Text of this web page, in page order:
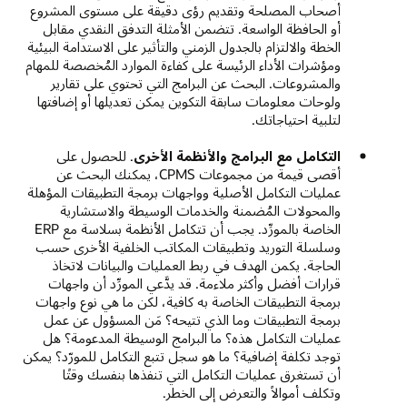
أصحاب المصلحة وتقديم رؤى دقيقة على مستوى المشروع
أو الحافظة الواسعة. تتضمن الأمثلة التدفق النقدي مقابل
الخطة والالتزام بالجدول الزمني والتأثير على الاستدامة البيئية
ومؤشرات الأداء الرئيسة على كفاءة الموارد المُخصصة للمهام
والمشروعات. البحث عن البرامج التي تحتوي على تقارير
ولوحات معلومات سابقة التكوين يمكن تعديلها أو إضافتها
لتلبية احتياجاتك.
التكامل مع البرامج والأنظمة الأخرى. للحصول على
أقصى قيمة من مجموعات CPMS، يمكنك البحث عن
عمليات التكامل الأصلية وواجهات برمجة التطبيقات المؤهلة
والمحولات المُضمنة والخدمات الوسيطة والاستشارية
الخاصة بالمورِّد. يجب أن تتكامل الأنظمة بسلاسة مع ERP
وسلسلة التوريد وتطبيقات المكاتب الخلفية الأخرى حسب
الحاجة. يكمن الهدف في ربط العمليات والبيانات لاتخاذ
قرارات أفضل وأكثر ملاءمة. قد يدَّعي المورِّد أن واجهات
برمجة التطبيقات الخاصة به كافية، لكن ما هي نوع واجهات
برمجة التطبيقات وما الذي تتيحه؟ مَن المسؤول عن عمل
عمليات التكامل هذه؟ ما البرامج الوسيطة المدعومة؟ هل
توجد تكلفة إضافية؟ ما هو سجل تتبع التكامل للمورّد؟ يمكن
أن تستغرق عمليات التكامل التي تنفذها بنفسك وقتًا
وتكلف أموالاً والتعرض إلى الخطر.